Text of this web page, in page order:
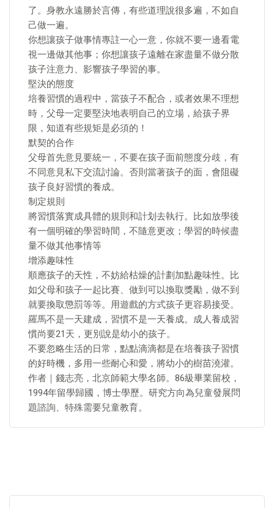
了。身教永遠勝於言傳，有些道理說很多遍，不如自
己做一遍。
你想讓孩子做事情專註一心一意，你就不要一邊看電
視一邊做其他事；你想讓孩子遠離在家盡量不做分散
孩子注意力、影響孩子學習的事。
堅決的態度
培養習慣的過程中，當孩子不配合，或者效果不理想
時，父母一定要堅決地表明自己的立場，給孩子界
限，知道有些規矩是必須的！
默契的合作
父母首先意見要統一，不要在孩子面前態度分歧，有
不同意見私下交流討論。否則當著孩子的面，會阻礙
孩子良好習慣的養成。
制定規則
將習慣落實成具體的規則和計划去執行。比如放學後
有一個明確的學習時間，不隨意更改；學習的時候盡
量不做其他事情等
增添趣味性
順應孩子的天性，不妨給枯燥的計劃加點趣味性。比
如父母和孩子一起比賽、做到可以換取獎勵，做不到
就要換取懲罰等等。用遊戲的方式孩子更容易接受。
羅馬不是一天建成，習慣不是一天養成。成人養成習
慣尚要21天，更別說是幼小的孩子。
不要忽略生活的日常，點點滴滴都是在培養孩子習慣
的好時機，多用一些耐心和愛，將幼小的樹苗澆灌。
作者｜錢志亮，北京師範大學名師。86級畢業留校，
1994年留學歸國，博士學歷。研究方向為兒童發展問
題諮詢、特殊需要兒童教育。